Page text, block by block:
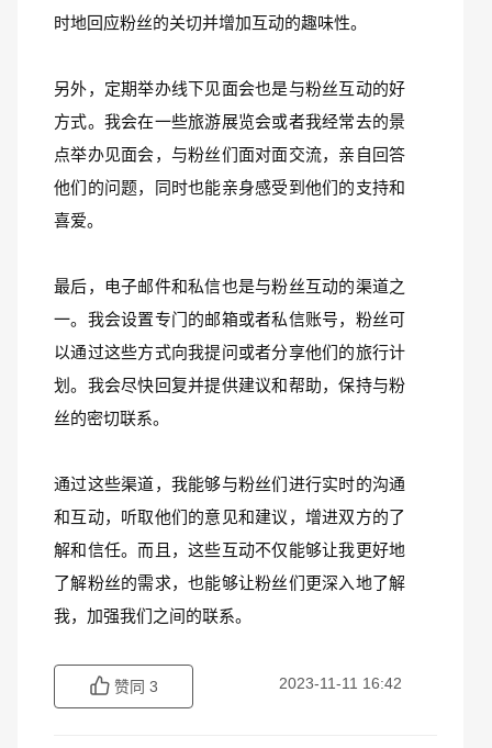
时地回应粉丝的关切并增加互动的趣味性。
另外，定期举办线下见面会也是与粉丝互动的好
方式。我会在一些旅游展览会或者我经常去的景
点举办见面会，与粉丝们面对面交流，亲自回答
他们的问题，同时也能亲身感受到他们的支持和
喜爱。
最后，电子邮件和私信也是与粉丝互动的渠道之
一。我会设置专门的邮箱或者私信账号，粉丝可
以通过这些方式向我提问或者分享他们的旅行计
划。我会尽快回复并提供建议和帮助，保持与粉
丝的密切联系。
通过这些渠道，我能够与粉丝们进行实时的沟通
和互动，听取他们的意见和建议，增进双方的了
解和信任。而且，这些互动不仅能够让我更好地
了解粉丝的需求，也能够让粉丝们更深入地了解
我，加强我们之间的联系。
赞同 3 2023-11-11 16:42